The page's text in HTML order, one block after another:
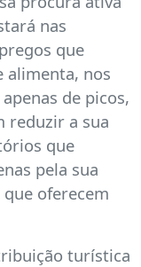
nas
que
alimenta, nos
de picos,
reduzir a sua
que
pela sua
oferecem
turística